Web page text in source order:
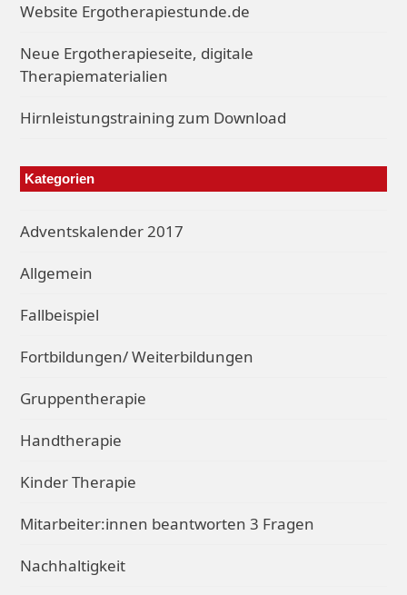
Website Ergotherapiestunde.de
Neue Ergotherapieseite, digitale
Therapiematerialien
Hirnleistungstraining zum Download
Kategorien
Adventskalender 2017
Allgemein
Fallbeispiel
Fortbildungen/ Weiterbildungen
Gruppentherapie
Handtherapie
Kinder Therapie
Mitarbeiter:innen beantworten 3 Fragen
Nachhaltigkeit